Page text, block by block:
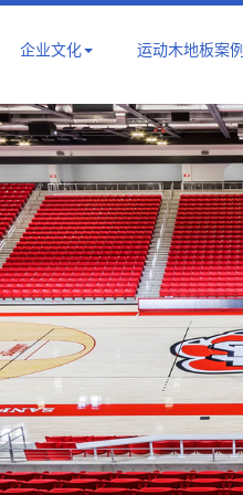
企业文化 运动木地板案例